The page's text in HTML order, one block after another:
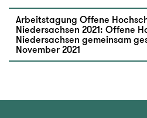
Arbeitstagung Offene
Niedersachsen 2021: Offene
Niedersachsen gemeinsam
November 2021